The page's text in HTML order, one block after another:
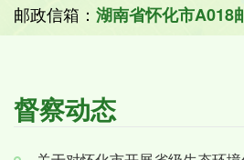
邮政信箱： 湖南省怀化市A018
督察动态